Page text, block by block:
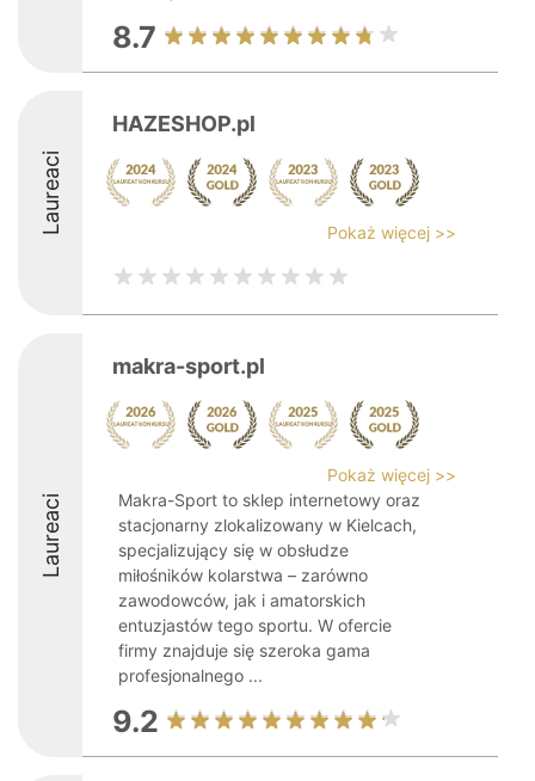
8.7
Laureaci
HAZESHOP.pl
Pokaż więcej >>
Laureaci
makra-sport.pl
Pokaż więcej >>
Makra-Sport to sklep internetowy oraz
stacjonarny zlokalizowany w Kielcach,
specjalizujący się w obsłudze
miłośników kolarstwa – zarówno
zawodowców, jak i amatorskich
entuzjastów tego sportu. W ofercie
firmy znajduje się szeroka gama
profesjonalnego ...
9.2